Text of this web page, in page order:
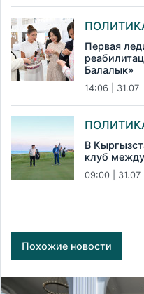
Первая
Балалык»
14:06 | 31.07
В
клуб
09:00 | 31.07
Похожие новости